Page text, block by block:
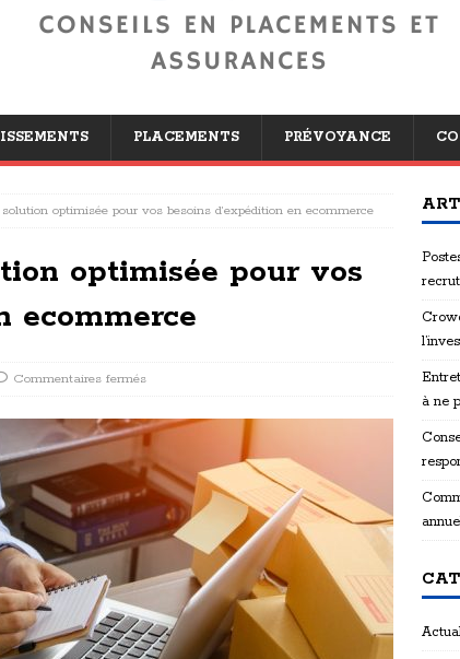
PLACEMENTS PRÉVOYANCE
optimisée pour vos besoins d’expédition en ecommerce
optimisée pour vos
ecommerce
Commentaires fermés
à ne